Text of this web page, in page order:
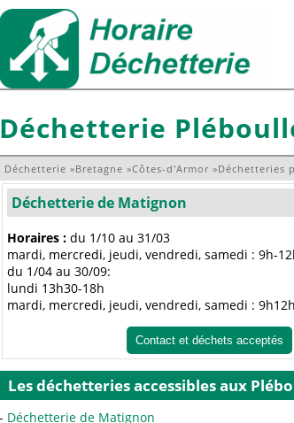
Déchetterie
Déchetterie »Bretagne »Côtes-d'Armor »Déchetteries
Déchetterie de Matignon
Horaires : du 1/10 au 31/03
mardi, mercredi, jeudi, vendredi, samedi : 9h-
du 1/04 au 30/09:
lundi 13h30-18h
mardi, mercredi, jeudi, vendredi, samedi :
Contact et déchets acceptés
Les déchetteries accessibles aux
Déchetterie de Matignon